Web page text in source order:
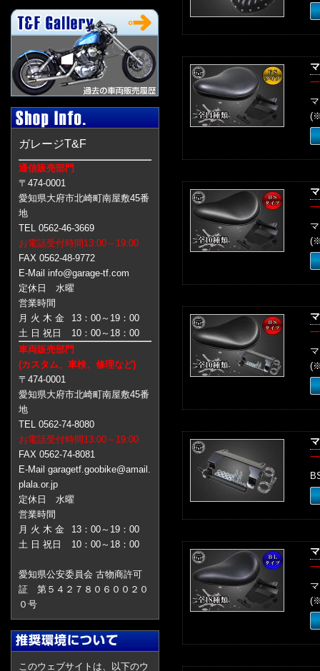
ガレージT&F
通信販売部門
〒474-0001
愛知県大府市北崎町南屋敷45番
地
TEL 0562-46-3669
お電話受付時間13:00～19:00
FAX 0562-48-9772
E-Mail info@garage-tf.com
定休日 水曜
営業時間
月 火 木 金
13：00～19：00
土 日 祝日
10：00～18：00
車両販売部門
(カスタム、車検、修理など)
〒474-0001
愛知県大府市北崎町南屋敷45番
地
TEL 0562-74-8080
お電話受付時間13:00～19:00
FAX 0562-74-8081
E-Mail garagetf.goobike@amail.
plala.or.jp
定休日 水曜
営業時間
月 火 木 金
13：00～19：00
土 日 祝日
10：00～18：00
愛知県公安委員会 古物商許可
証 第５４２７８０６００２０
０号
このウェブサイトは、以下のウ